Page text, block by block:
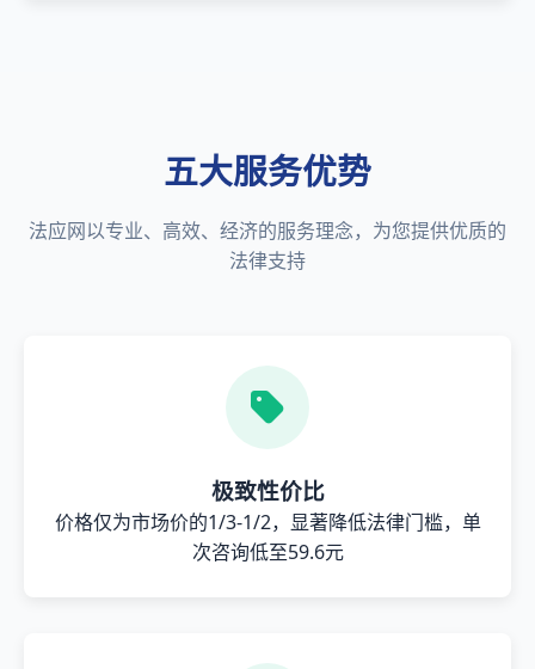
五大服务优势
法应网以专业、高效、经济的服务理念，为您提供优质的
法律支持
极致性价比
价格仅为市场价的1/3-1/2，显著降低法律门槛，单
次咨询低至59.6元